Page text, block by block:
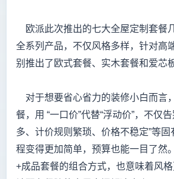
欧派此次推出的七大全屋定制套餐
全系列产品，不仅风格多样，针对高
别推出了欧式套餐、实木套餐和爱芯
对于想要省心省力的装修小白而言
餐，用 “一口价”代替“浮动价”，不仅
多、计价规则繁琐、价格不稳定”等
程变得更加简单，预算也能一目了然
+成品套餐的组合方式，也意味着风